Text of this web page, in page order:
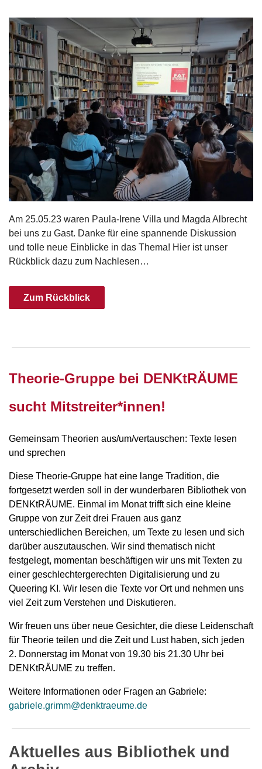
Am 25.05.23 waren Paula-Irene Villa und Magda Albrecht
bei uns zu Gast. Danke für eine spannende Diskussion
und tolle neue Einblicke in das Thema! Hier ist unser
Rückblick dazu zum Nachlesen…
Zum Rückblick
Theorie-Gruppe bei DENKtRÄUME
sucht Mitstreiter*innen!
Gemeinsam Theorien aus/um/vertauschen: Texte lesen
und sprechen
Diese Theorie-Gruppe hat eine lange Tradition, die
fortgesetzt werden soll in der wunderbaren Bibliothek von
DENKtRÄUME. Einmal im Monat trifft sich eine kleine
Gruppe von zur Zeit drei Frauen aus ganz
unterschiedlichen Bereichen, um Texte zu lesen und sich
darüber auszutauschen. Wir sind thematisch nicht
festgelegt, momentan beschäftigen wir uns mit Texten zu
einer geschlechtergerechten Digitalisierung und zu
Queering KI. Wir lesen die Texte vor Ort und nehmen uns
viel Zeit zum Verstehen und Diskutieren.
Wir freuen uns über neue Gesichter, die diese Leidenschaft
für Theorie teilen und die Zeit und Lust haben, sich jeden
2. Donnerstag im Monat von 19.30 bis 21.30 Uhr bei
DENKtRÄUME zu treffen.
Weitere Informationen oder Fragen an Gabriele:
gabriele.grimm@denktraeume.de
Aktuelles aus Bibliothek und